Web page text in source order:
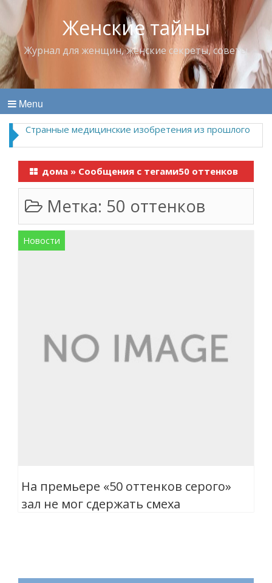
Женские тайны
Журнал для женщин, женские секреты, советы
Menu
Странные медицинские изобретения из прошлого
дома » Сообщения с тегами50 оттенков
Метка: 50 оттенков
Новости
На премьере «50 оттенков серого»
зал не мог сдержать смеха